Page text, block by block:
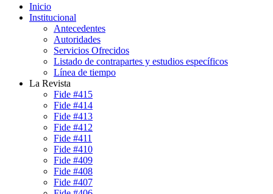
Inicio
Institucional
Antecedentes
Autoridades
Servicios Ofrecidos
Listado de contrapartes y estudios específicos
Línea de tiempo
La Revista
Fide #415
Fide #414
Fide #413
Fide #412
Fide #411
Fide #410
Fide #409
Fide #408
Fide #407